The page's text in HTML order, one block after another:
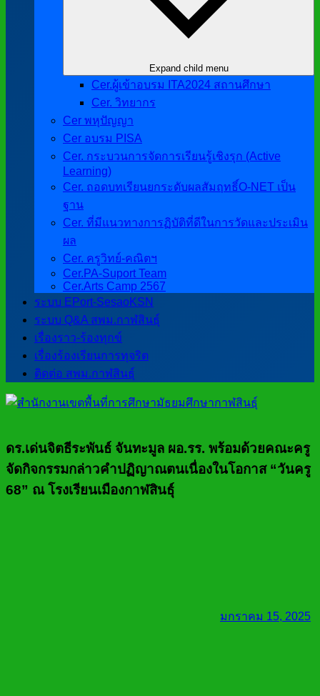
Expand child menu
Cer.ผู้เข้าอบรม ITA2024 สถานศึกษา
Cer. วิทยากร
Cer พหุปัญญา
Cer อบรม PISA
Cer. กระบวนการจัดการเรียนรู้เชิงรุก (Active
Learning)
Cer. ถอดบทเรียนยกระดับผลสัมฤทธิ์O-NET เป็น
ฐาน
Cer. ที่มีแนวทางการฏิบัติที่ดีในการวัดและประเมิน
ผล
Cer. ครูวิทย์-คณิตฯ
Cer.PA-Suport Team
Cer.Arts Camp 2567
ระบบ EPort-SesaoKSN
ระบบ Q&A สพม.กาฬสินธุ์
เรื่องราว-ร้องทุกข์
เรื่องร้องเรียนการทุจริต
ติดต่อ สพม.กาฬสินธุ์
ดร.เด่นจิตธีระพันธ์ จันทะมูล ผอ.รร. พร้อมด้วยคณะครู
จัดกิจกรรมกล่าวคำปฏิญาณตนเนื่องในโอกาส “วันครู
68” ณ โรงเรียนเมืองกาฬสินธุ์
มกราคม 15, 2025